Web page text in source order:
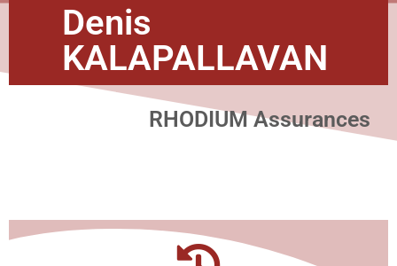
Denis
KALAPALLAVAN
RHODIUM Assurances